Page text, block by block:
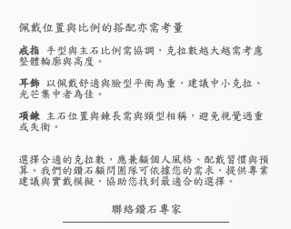
佩戴位置與比例的搭配亦需考量
戒指 手型與主石比例需協調，克拉數越大越需考慮
整體輪廓與高度。
耳飾 以佩戴舒適與臉型平衡為重，建議中小克拉、
光芒集中者為佳。
項鍊 主石位置與鍊長需與頸型相稱，避免視覺過重
或失衡。
選擇合適的克拉數，應兼顧個人風格、配戴習慣與預
算。我們的鑽石顧問團隊可依據您的需求，提供專業
建議與實戴模擬，協助您找到最適合的選擇。
聯絡鑽石專家